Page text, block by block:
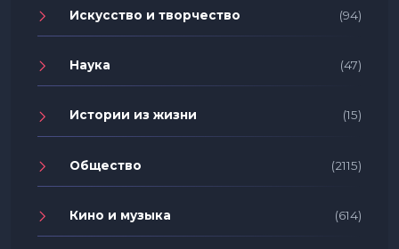
Искусство и творчество (94)
Наука (47)
Истории из жизни (15)
Общество (2115)
Кино и музыка (614)